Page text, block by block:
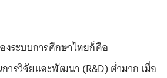
ระบบการศึกษาไทยก็คือ
ารวิจัยและพัฒนา (R&D) ต่ำมาก เมื่อ